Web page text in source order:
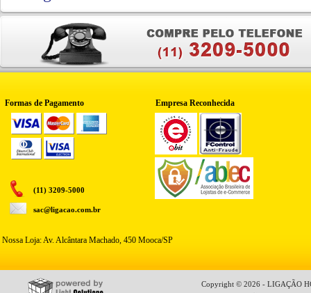
Formas de Pagamento Empresa Reconhecida
(11) 3209-5000
sac@ligacao.com.br
Nossa Loja: Av. Alcântara Machado, 450 Mooca/SP
Copyright © 2026 - LIGAÇÃO